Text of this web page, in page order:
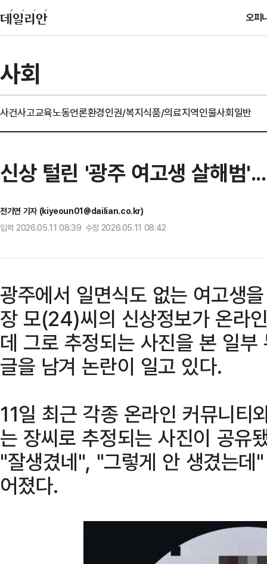
오피
사회
사건사고교육노동언론환경인권/복지식품/의료지역인물사회일반
신상 털린 '광주 여고생 살해범
전기연 기자 (kiyeoun01@dailian.co.kr)
입력 2026.05.11 08:39 수정 2026.05.11 08:42
광주에서 일면식도 없는 여고생
장 모(24)씨의 신상정보가 온라
데 그로 추정되는 사진을 본 일
글을 남겨 논란이 일고 있다.
11일 최근 각종 온라인 커뮤니티
는 장씨로 추정되는 사진이 공유
"잘생겼네", "그렇게 안 생겼는
어졌다.